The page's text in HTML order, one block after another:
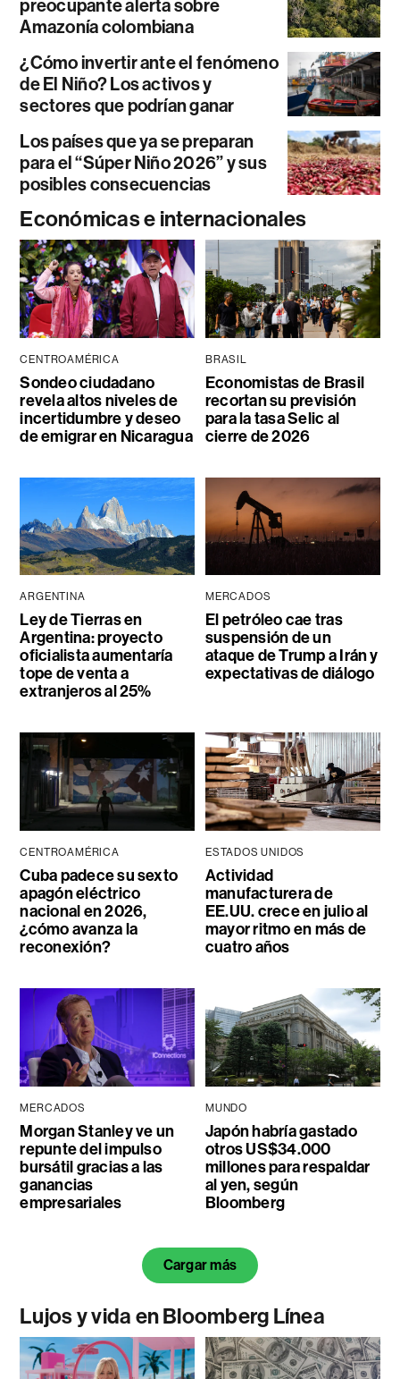
preocupante alerta sobre
Amazonía colombiana
¿Cómo invertir ante el fenómeno
de El Niño? Los activos y
sectores que podrían ganar
Los países que ya se preparan
para el “Súper Niño 2026” y sus
posibles consecuencias
Económicas e internacionales
CENTROAMÉRICA
Sondeo ciudadano
revela altos niveles de
incertidumbre y deseo
de emigrar en Nicaragua
BRASIL
Economistas de Brasil
recortan su previsión
para la tasa Selic al
cierre de 2026
ARGENTINA
Ley de Tierras en
Argentina: proyecto
oficialista aumentaría
tope de venta a
extranjeros al 25%
MERCADOS
El petróleo cae tras
suspensión de un
ataque de Trump a Irán y
expectativas de diálogo
CENTROAMÉRICA
Cuba padece su sexto
apagón eléctrico
nacional en 2026,
¿cómo avanza la
reconexión?
ESTADOS UNIDOS
Actividad
manufacturera de
EE.UU. crece en julio al
mayor ritmo en más de
cuatro años
MERCADOS
Morgan Stanley ve un
repunte del impulso
bursátil gracias a las
ganancias
empresariales
MUNDO
Japón habría gastado
otros US$34.000
millones para respaldar
al yen, según
Bloomberg
Cargar más
Lujos y vida en Bloomberg Línea